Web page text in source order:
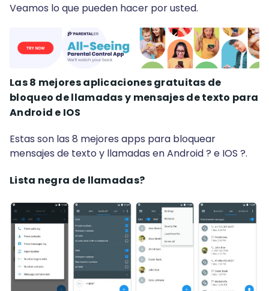
Veamos lo que pueden hacer por usted.
Las 8 mejores aplicaciones gratuitas de
bloqueo de llamadas y mensajes de texto para
Android e IOS
Estas son las 8 mejores apps para bloquear
mensajes de texto y llamadas en Android ? e IOS ?.
Lista negra de llamadas?